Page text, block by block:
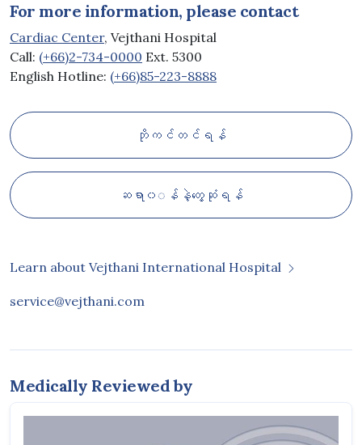
For more information, please contact
Cardiac Center, Vejthani Hospital
Call: (+66)2-734-0000 Ext. 5300
English Hotline: (+66)85-223-8888
ဘိုကင်တင်ရန်
ဆရာ၀◌န်နဲ့တွေ့ဆုံရန်
Learn about Vejthani International Hospital
service@vejthani.com
Medically Reviewed by